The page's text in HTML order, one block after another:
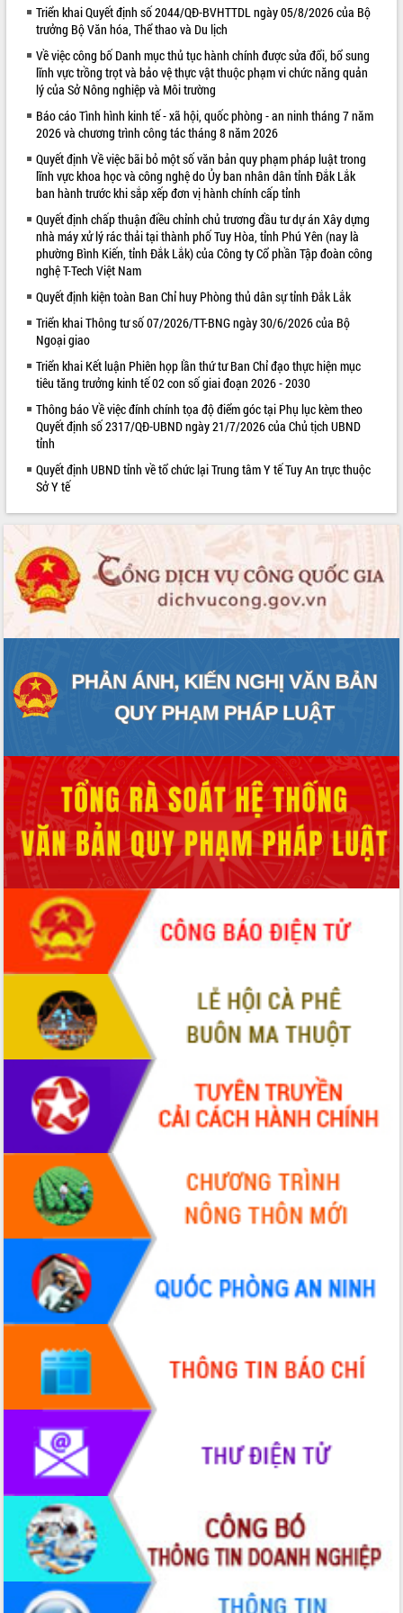
phát triển mới
Thường trực HĐND tỉnh Đắk Lắk gặp
mặt Đoàn chuyên gia y tế TP. Hồ Chí
Minh
Lễ truy điệu và an táng hài cốt liệt sĩ
tại Nghĩa trang Liệt sĩ xã Sơn Hòa
Bàn giải pháp tháo gỡ khó khăn trong
xuất khẩu sầu riêng và triển khai quy
định EUDR
Thứ trưởng Bộ Nông nghiệp và Môi
trường Nguyễn Hoàng Hiệp khảo sát
vùng trồng và doanh nghiệp đóng gói
sầu riêng tại Đắk Lắk
Trình diễn nghệ thuật chế biến các
món ăn từ sầu riêng
Đắk Lắk công bố Quy hoạch và xúc
tiến đầu tư tỉnh
ứng để giữ vững thị trường xuất khẩu
Diễn đàn Kinh tế tư nhân Việt Nam đột
phá cơ chế - Hợp tác công tư
Đề án 06 tạo bước ngoặt đột phá trong
cải cách hành chính tỉnh Đắk Lắk
Kết nối tour, đẩy mạnh chuyển đổi số
để phát triển du lịch Đắk Lắk
Khởi động Dự án Đầu tư xây dựng hạ
tầng kỹ thuật Cụm công nghiệp Tân
Tiến
Gặp mặt các cơ quan báo chí nhân Kỷ
niệm 101 năm Ngày Báo chí Cách
mạng Việt Nam
Họp báo thông tin về Hội nghị Công bố
Quy hoạch và Xúc tiến đầu tư tỉnh Đắk
Lắk
HĐND tỉnh thông qua điều chỉnh Quy
hoạch tỉnh thời kỳ 2021-2030
Hội thảo góp ý hồ sơ điều chỉnh quy
hoạch tỉnh Đắk Lắk thời kỳ 2021-2030,
tầm nhìn đến năm 2050
Nâng cao hiệu quả hoạt động của các
doanh nghiệp nhà nước
Hội nghị triển khai kết nối mạng
truyền số liệu chuyên dùng phục vụ cơ
quan Đảng, Nhà nước
Lễ phát động chuỗi hoạt động chung
tay làm sạch môi trường
Xã Ea Kar bước chuyển mình trong
công tác cải cách hành chính mô hình
UBND tỉnh họp báo định kỳ tháng 4
năm 2026
Hội thảo khoa học “Giải pháp thúc đẩy
phát triển nền kinh tế xanh tại tỉnh
Tăng cường giám sát, đôn đốc thực
hiện nhiệm vụ quản lý tài sản công
hàng tuần
Tháo gỡ những vướng mắc, đẩy mạnh
công tác cải cách thủ tục hành chính
tại Trung tâm Phục vụ hành chính
công tỉnh
Đắk Lắk: Tôn vinh 46 giải pháp tại Hội
thi Sáng tạo Kỹ thuật 2024 - 2025
Đắk Lắk rà soát, điều chỉnh Đề án 190
về phát triển nuôi trồng thủy sản
Phó Chủ tịch UBND tỉnh Đắk Lắk
Trương Công Thái kiểm tra thực địa
Dự án cao tốc Khánh Hòa - Buôn Ma
Thuột
Định vị cà phê Việt Nam như một “di
sản sống” trong dòng chảy toàn cầu
Xây dựng nông thôn mới: Nâng cao đời
sống người dân từ những mô hình thiết
thực
Quyết liệt tháo gỡ vướng mắc, đẩy
nhanh tiến độ các dự án trọng điểm
trong Khu kinh tế Nam Phú Yên
Triển khai Quyết định số 2044/QĐ-BVHTTDL ngày 05/8/2026 của Bộ
trưởng Bộ Văn hóa, Thể thao và Du lịch
Về việc công bố Danh mục thủ tục hành chính được sửa đổi, bổ sung
lĩnh vực trồng trọt và bảo vệ thực vật thuộc phạm vi chức năng quản
lý của Sở Nông nghiệp và Môi trường
Báo cáo Tình hình kinh tế - xã hội, quốc phòng - an ninh tháng 7 năm
2026 và chương trình công tác tháng 8 năm 2026
Quyết định Về việc bãi bỏ một số văn bản quy phạm pháp luật trong
lĩnh vực khoa học và công nghệ do Ủy ban nhân dân tỉnh Đắk Lắk
ban hành trước khi sắp xếp đơn vị hành chính cấp tỉnh
Quyết định chấp thuận điều chỉnh chủ trương đầu tư dự án Xây dựng
nhà máy xử lý rác thải tại thành phố Tuy Hòa, tỉnh Phú Yên (nay là
phường Bình Kiến, tỉnh Đắk Lắk) của Công ty Cổ phần Tập đoàn công
nghệ T-Tech Việt Nam
Quyết định kiện toàn Ban Chỉ huy Phòng thủ dân sự tỉnh Đắk Lắk
Triển khai Thông tư số 07/2026/TT-BNG ngày 30/6/2026 của Bộ
Ngoại giao
Triển khai Kết luận Phiên họp lần thứ tư Ban Chỉ đạo thực hiện mục
tiêu tăng trưởng kinh tế 02 con số giai đoạn 2026 - 2030
Thông báo Về việc đính chính tọa độ điểm góc tại Phụ lục kèm theo
Quyết định số 2317/QĐ-UBND ngày 21/7/2026 của Chủ tịch UBND
tỉnh
Quyết định UBND tỉnh về tổ chức lại Trung tâm Y tế Tuy An trực thuộc
Sở Y tế